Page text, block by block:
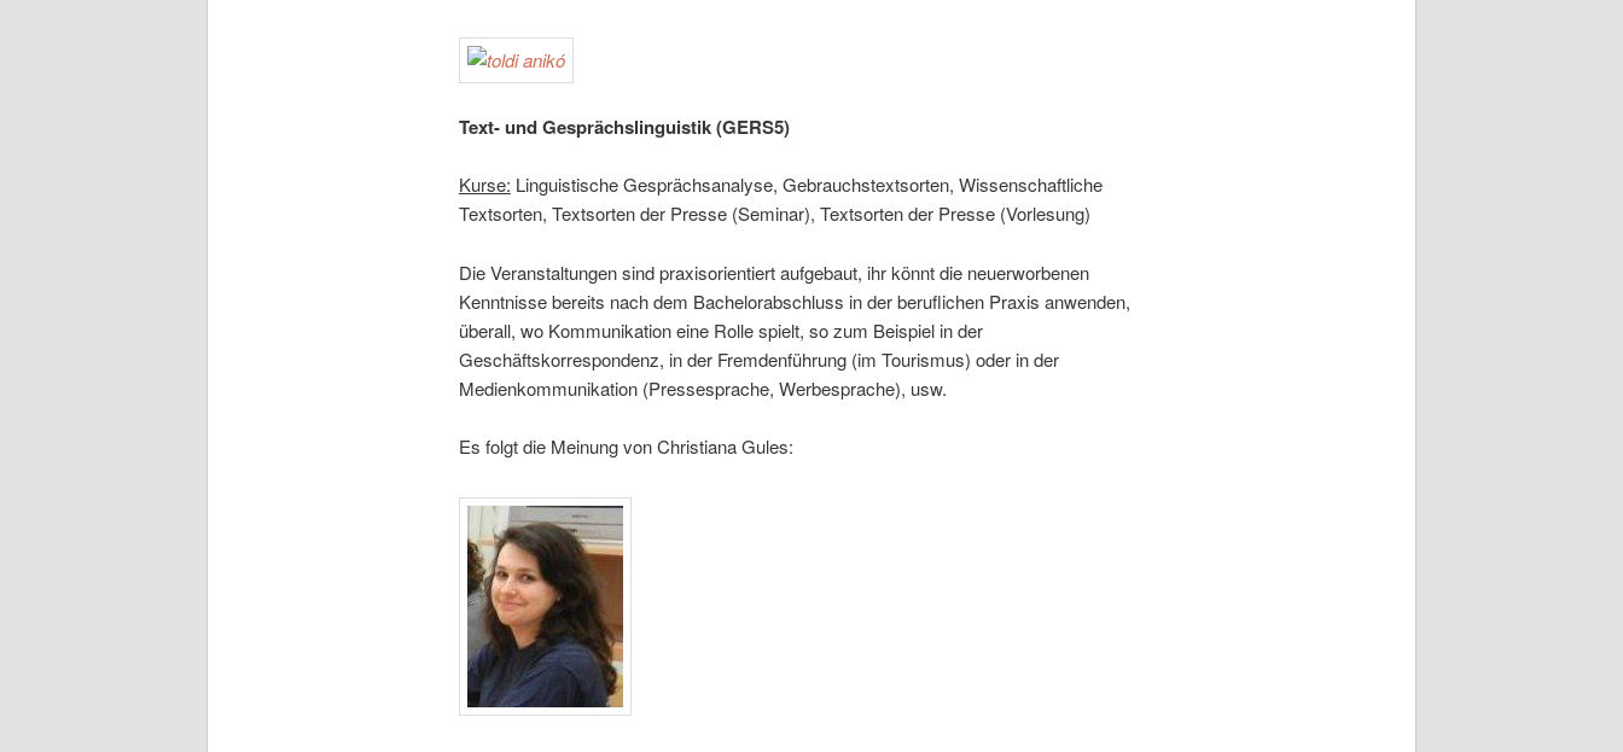
Text- und Gesprächslinguistik (GERS5)
Kurse: Linguistische Gesprächsanalyse, Gebrauchstextsorten, Wissenschaftliche
Textsorten, Textsorten der Presse (Seminar), Textsorten der Presse (Vorlesung)
Die Veranstaltungen sind praxisorientiert aufgebaut, ihr könnt die neuerworbenen
Kenntnisse bereits nach dem Bachelorabschluss in der beruflichen Praxis anwenden,
überall, wo Kommunikation eine Rolle spielt, so zum Beispiel in der
Geschäftskorrespondenz, in der Fremdenführung (im Tourismus) oder in der
Medienkommunikation (Pressesprache, Werbesprache), usw.
Es folgt die Meinung von Christiana Gules: